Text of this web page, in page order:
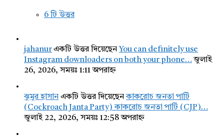
6 টি উত্তর
jahanurএকটি উত্তর দিয়েছেন You can definitely use
Instagram downloaders on both your phone… জুলাই
26, 2026, সময়ঃ 1:11 অপরাহ্ন
ঝুমুর হাসানএকটি উত্তর দিয়েছেনকাকরোচ জনতা পার্টি
(Cockroach Janta Party) কাকরোচ জনতা পার্টি (CJP)…
জুলাই 22, 2026, সময়ঃ 12:58 অপরাহ্ন